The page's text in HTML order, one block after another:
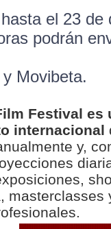
el 23 de
podrán
Movibeta.
Festival es
internacional
y,
masterclasses